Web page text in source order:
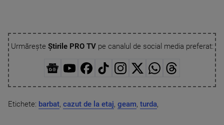
Urmărește Știrile PRO TVpe canalul de social media preferat:
Etichete: barbat, cazut de la etaj, geam, turda,